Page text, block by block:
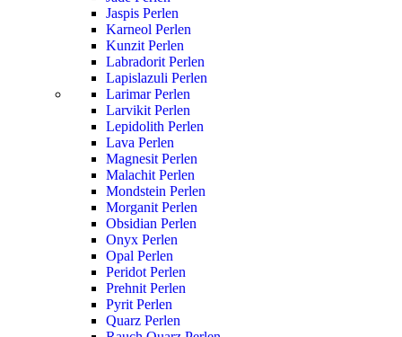
Jaspis Perlen
Karneol Perlen
Kunzit Perlen
Labradorit Perlen
Lapislazuli Perlen
Larimar Perlen
Larvikit Perlen
Lepidolith Perlen
Lava Perlen
Magnesit Perlen
Malachit Perlen
Mondstein Perlen
Morganit Perlen
Obsidian Perlen
Onyx Perlen
Opal Perlen
Peridot Perlen
Prehnit Perlen
Pyrit Perlen
Quarz Perlen